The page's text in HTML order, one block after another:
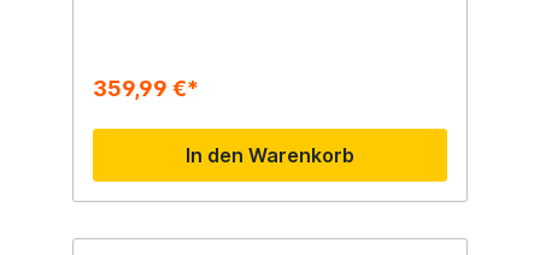
359,99 €*
In den Warenkorb